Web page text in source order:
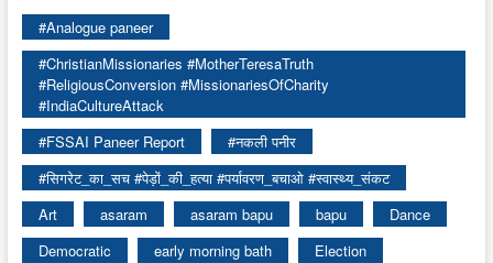
#Analogue paneer
#ChristianMissionaries #MotherTeresaTruth
#ReligiousConversion #MissionariesOfCharity
#IndiaCultureAttack
#FSSAI Paneer Report
#नकली पनीर
#सिगरेट_का_सच #पेड़ों_की_हत्या #पर्यावरण_बचाओ #स्वास्थ्य_संकट
Art
asaram asaram bapu bapu
Dance
Democratic
early morning bath
Election